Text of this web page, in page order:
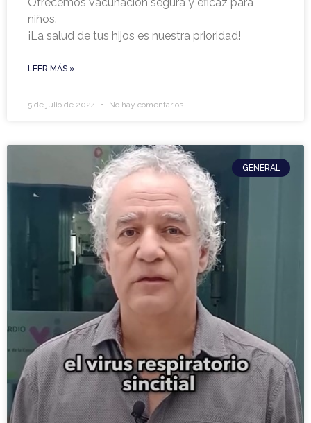
niños.
¡La salud de tus hijos es nuestra prioridad!
LEER MÁS »
5 de julio de 2024 No hay comentarios
GENERAL